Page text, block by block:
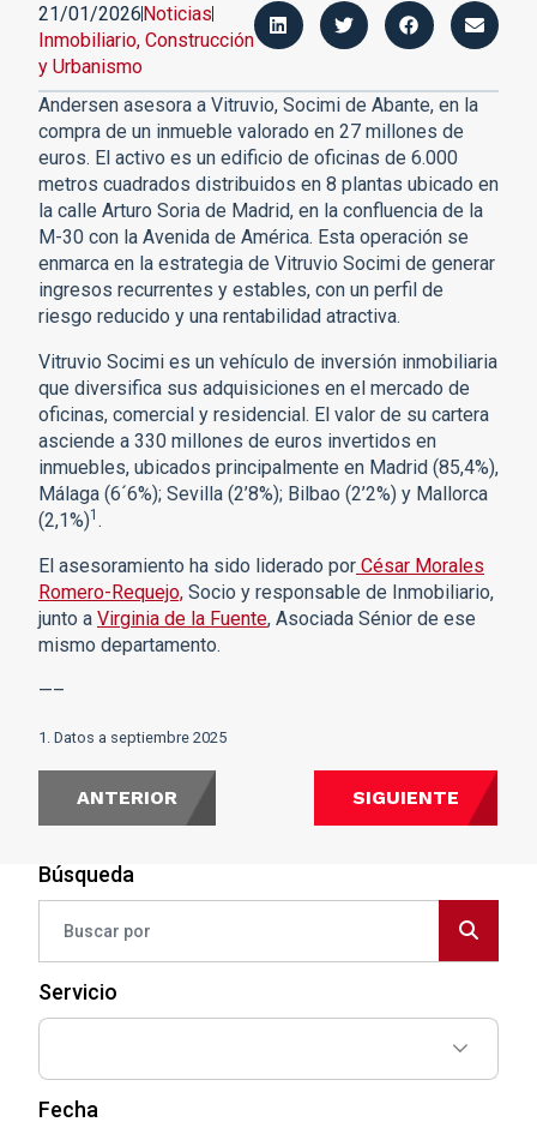
Búsqueda
Servicio
Fecha
21/01/2026Noticias
Inmobiliario, Construcción
y Urbanismo
Andersen asesora a Vitruvio, Socimi de Abante, en la
compra de un inmueble valorado en 27 millones de
euros. El activo es un edificio de oficinas de 6.000
metros cuadrados distribuidos en 8 plantas ubicado en
la calle Arturo Soria de Madrid, en la confluencia de la
M-30 con la Avenida de América. Esta operación se
enmarca en la estrategia de Vitruvio Socimi de generar
ingresos recurrentes y estables, con un perfil de
riesgo reducido y una rentabilidad atractiva.
Vitruvio Socimi es un vehículo de inversión inmobiliaria
que diversifica sus adquisiciones en el mercado de
oficinas, comercial y residencial. El valor de su cartera
asciende a 330 millones de euros invertidos en
inmuebles, ubicados principalmente en Madrid (85,4%),
Málaga (6´6%); Sevilla (2’8%); Bilbao (2’2%) y Mallorca
(2,1%)1 .
El asesoramiento ha sido liderado por César Morales
Romero-Requejo, Socio y responsable de Inmobiliario,
junto a Virginia de la Fuente, Asociada Sénior de ese
mismo departamento.
—–
1. Datos a septiembre 2025
ANTERIOR SIGUIENTE